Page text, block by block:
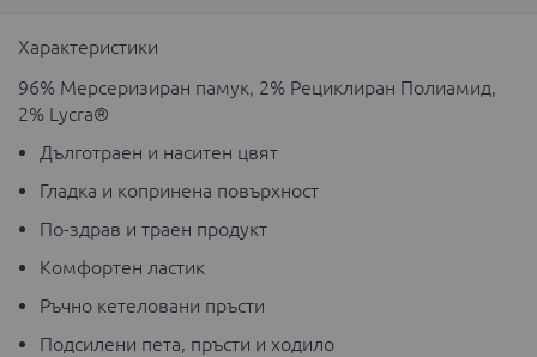
Характеристики
96% Мерсеризиран памук, 2% Рециклиран Полиамид,
2% Lycra®
Дълготраен и наситен цвят
Гладка и копринена повърхност
По-здрав и траен продукт
Комфортен ластик
Ръчно кетеловани пръсти
Подсилени пета, пръсти и ходило